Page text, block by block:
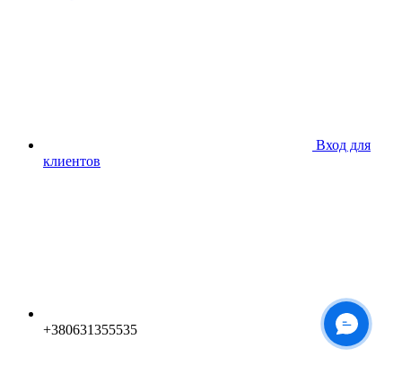
Вход для
клиентов
+380631355535